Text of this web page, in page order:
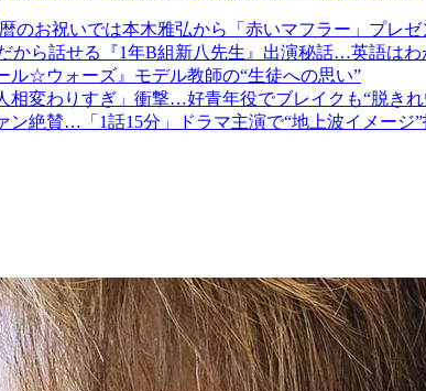
お祝いでは本木雅弘から「赤いマフラー」プレゼ
から話せる『1年B組新八先生』出演秘話…英語は
ル☆ウォーズ』モデル教師の“生徒への思い”
変わりすぎ」衝撃…好青年役でブレイクも“脱き
絶賛…「1話15分」ドラマ主演で“地上波イメージ